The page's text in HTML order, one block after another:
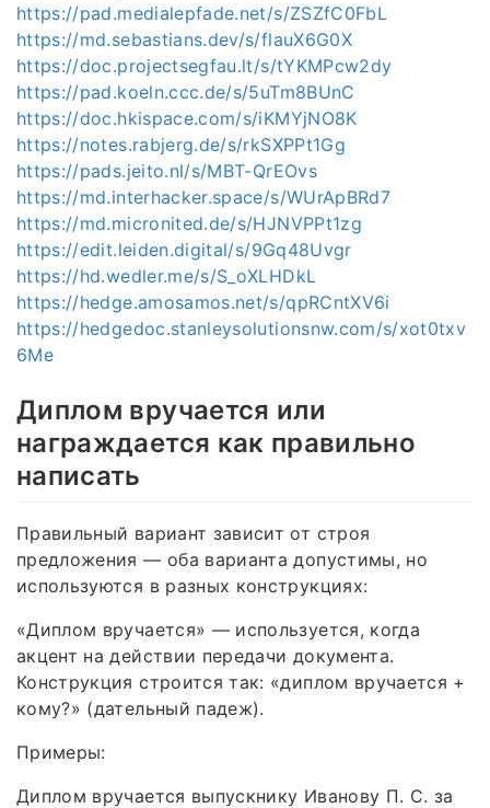
https://pad.medialepfade.net/s/ZSZfC0FbL
https://md.sebastians.dev/s/flauX6G0X
https://doc.projectsegfau.lt/s/tYKMPcw2dy
https://pad.koeln.ccc.de/s/5uTm8BUnC
https://doc.hkispace.com/s/iKMYjNO8K
https://notes.rabjerg.de/s/rkSXPPt1Gg
https://pads.jeito.nl/s/MBT-QrEOvs
https://md.interhacker.space/s/WUrApBRd7
https://md.micronited.de/s/HJNVPPt1zg
https://edit.leiden.digital/s/9Gq48Uvgr
https://hd.wedler.me/s/S_oXLHDkL
https://hedge.amosamos.net/s/qpRCntXV6i
https://hedgedoc.stanleysolutionsnw.com/s/xot0txv
6Me
Диплом вручается или
награждается как правильно
написать
Правильный вариант зависит от строя
предложения — оба варианта допустимы, но
используются в разных конструкциях:
«Диплом вручается» — используется, когда
акцент на действии передачи документа.
Конструкция строится так: «диплом вручается +
кому?» (дательный падеж).
Примеры:
Диплом вручается выпускнику Иванову П. С. за